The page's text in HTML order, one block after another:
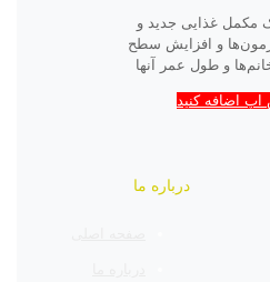
یک مکمل غذایی جدید و
و افزایش سطح
و طول عمر آنها
اضافه کنید
درباره ما